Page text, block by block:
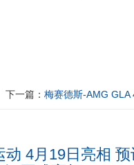
下一篇： 梅赛德斯-AMG
4月19日亮相